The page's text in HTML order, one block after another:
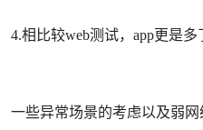
4.相比较web测试，app更是多
一些异常场景的考虑以及弱